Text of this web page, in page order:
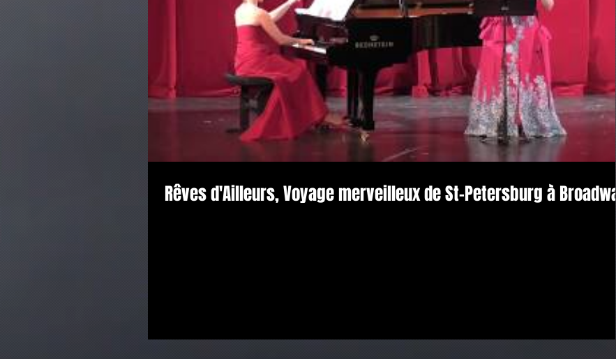
Rêves d'Ailleurs, Voyage merveilleux de St-Petersburg à Broadway